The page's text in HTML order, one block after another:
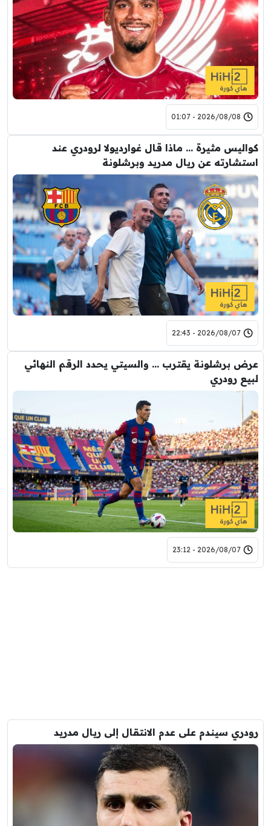
2026/08/08 - 01:07
كواليس مثيرة … ماذا قال غوارديولا لرودري عند
استشارته عن ريال مدريد وبرشلونة
2026/08/07 - 22:43
عرض برشلونة يقترب … والسيتي يحدد الرقم النهائي
لبيع رودري
2026/08/07 - 23:12
رودري سيندم على عدم الانتقال إلى ريال مدريد